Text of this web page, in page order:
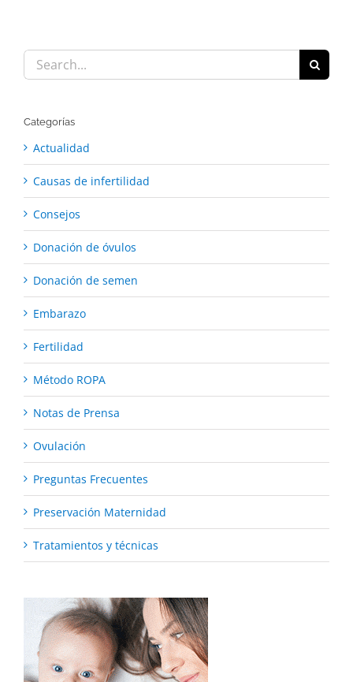
Search
for:
Categorías
Actualidad
Causas de infertilidad
Consejos
Donación de óvulos
Donación de semen
Embarazo
Fertilidad
Método ROPA
Notas de Prensa
Ovulación
Preguntas Frecuentes
Preservación Maternidad
Tratamientos y técnicas